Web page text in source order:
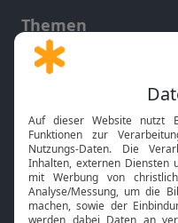
Themen
Gott und Bibel erklärt
Neuigkeiten